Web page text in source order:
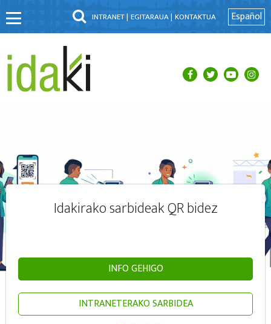
INTRANET | EGITARAUA | KONTAKTUA Español
Idakirako sarbideak QR bidez
INFO GEHIGO
INTRANETERAKO SARBIDEA